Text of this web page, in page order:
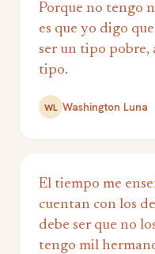
Porque no tengo
es que yo digo
ser un tipo pobre,
tipo.
WL Washington Luna
El tiempo me
cuentan con los
debe ser que no
tengo mil